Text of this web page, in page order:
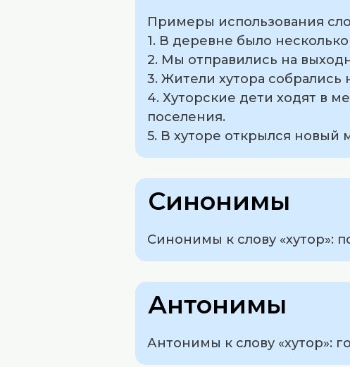
Примеры использования
1. В деревне было
2. Мы отправились на
3. Жители хутора собрались
4. Хуторские дети ходят в
поселения.
5. В хуторе открылся новый
Синонимы
Синонимы к слову «хутор»:
Антонимы
Антонимы к слову «хутор»: